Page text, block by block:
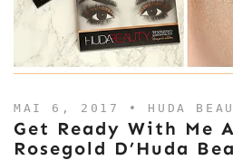
MAI 6, 2017 • HUDA
Get Ready With Me
Rosegold D’Huda